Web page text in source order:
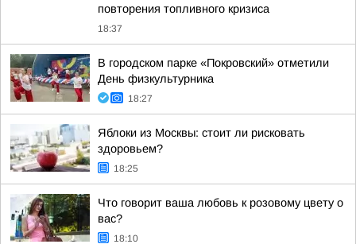
повторения топливного кризиса
18:37
В городском парке «Покровский» отметили
День физкультурника
18:27
Яблоки из Москвы: стоит ли рисковать
здоровьем?
18:25
Что говорит ваша любовь к розовому цвету о
вас?
18:10